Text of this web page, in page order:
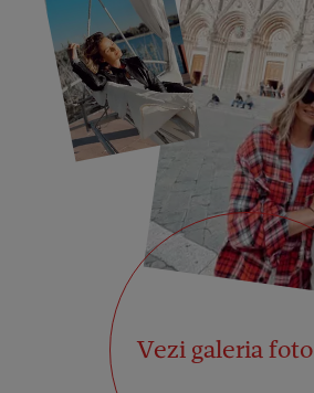
Vezi galeria foto